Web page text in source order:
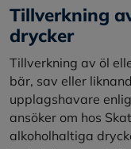
Tillverkning
drycker
Tillverkning av öl
bär, sav eller
upplagshavare
ansöker om hos
alkoholhaltiga